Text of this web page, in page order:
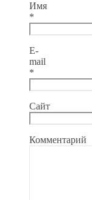
Имя
*
E-
mail
*
Сайт
Комментарий